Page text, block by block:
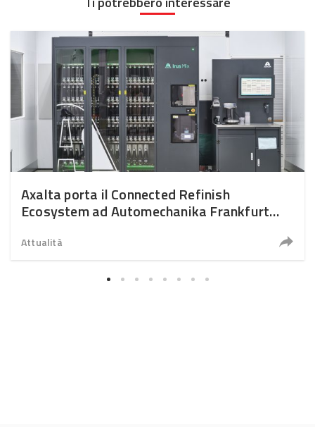
Axalta porta il Connected Refinish
Ecosystem ad Automechanika Frankfurt
Attualità